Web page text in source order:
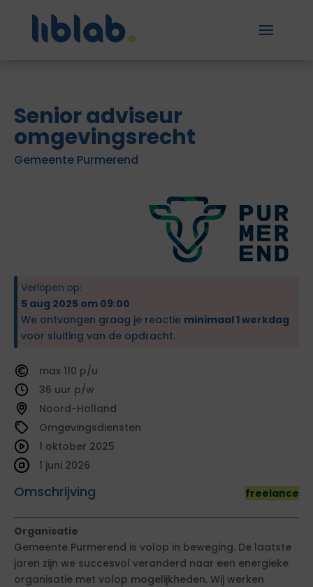
Senior adviseur
omgevingsrecht
Gemeente Purmerend
Verlopen op:
5 aug 2025 om 09:00
We ontvangen graag je reactie minimaal 1 werkdag
voor sluiting van de opdracht.
110
36
Noord-Holland
Omgevingsdiensten
Omschrijving freelance
1 oktober 2025
1 juni 2026
Organisatie
Gemeente Purmerend is volop in beweging. De laatste
jaren zijn we succesvol veranderd naar een energieke
organisatie met volop mogelijkheden. Wij werken